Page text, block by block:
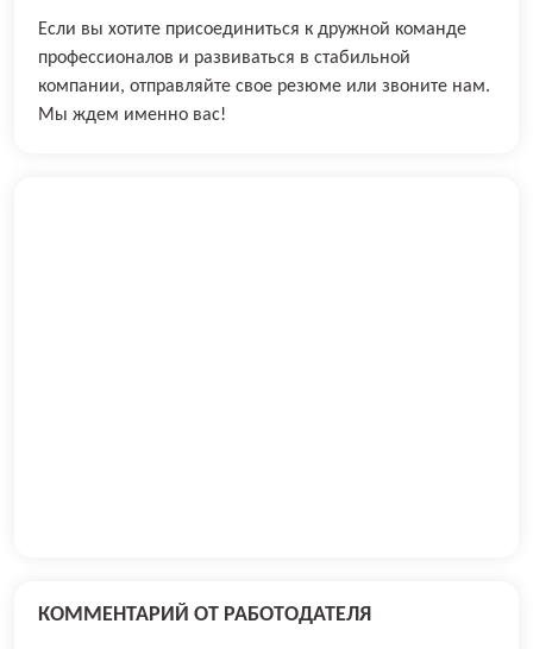
Если вы хотите присоединиться к дружной команде
профессионалов и развиваться в стабильной
компании, отправляйте свое резюме или звоните нам.
Мы ждем именно вас!
КОММЕНТАРИЙ ОТ РАБОТОДАТЕЛЯ